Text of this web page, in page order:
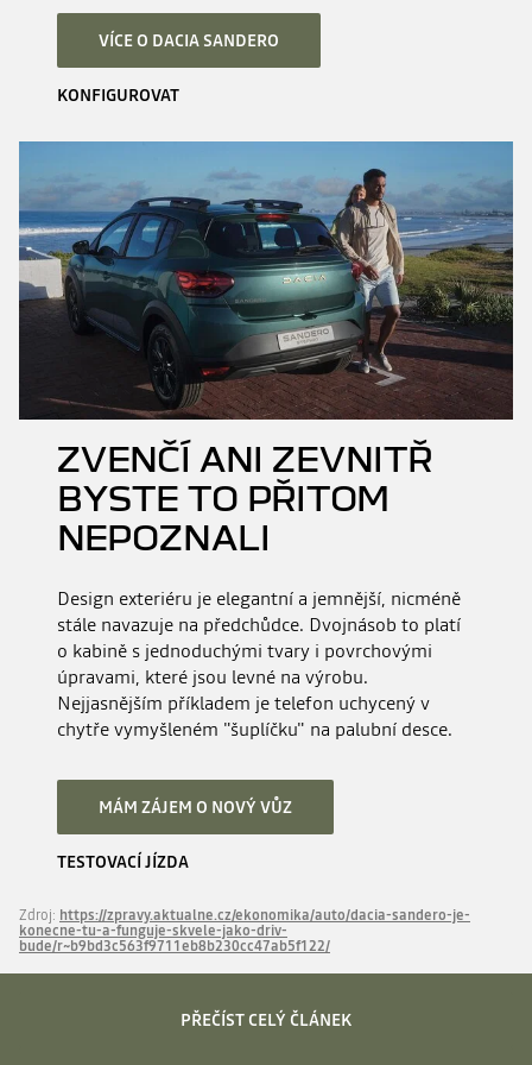
VÍCE O DACIA SANDERO
KONFIGUROVAT
ZVENČÍ ANI ZEVNITŘ
BYSTE TO PŘITOM
NEPOZNALI
Design exteriéru je elegantní a jemnější, nicméně
stále navazuje na předchůdce. Dvojnásob to platí
o kabině s jednoduchými tvary i povrchovými
úpravami, které jsou levné na výrobu.
Nejjasnějším příkladem je telefon uchycený v
chytře vymyšleném "šuplíčku" na palubní desce.
MÁM ZÁJEM O NOVÝ VŮZ
TESTOVACÍ JÍZDA
Zdroj: https://zpravy.aktualne.cz/ekonomika/auto/dacia-sandero-je-
konecne-tu-a-funguje-skvele-jako-driv-
bude/r~b9bd3c563f9711eb8b230cc47ab5f122/
PŘEČÍST CELÝ ČLÁNEK